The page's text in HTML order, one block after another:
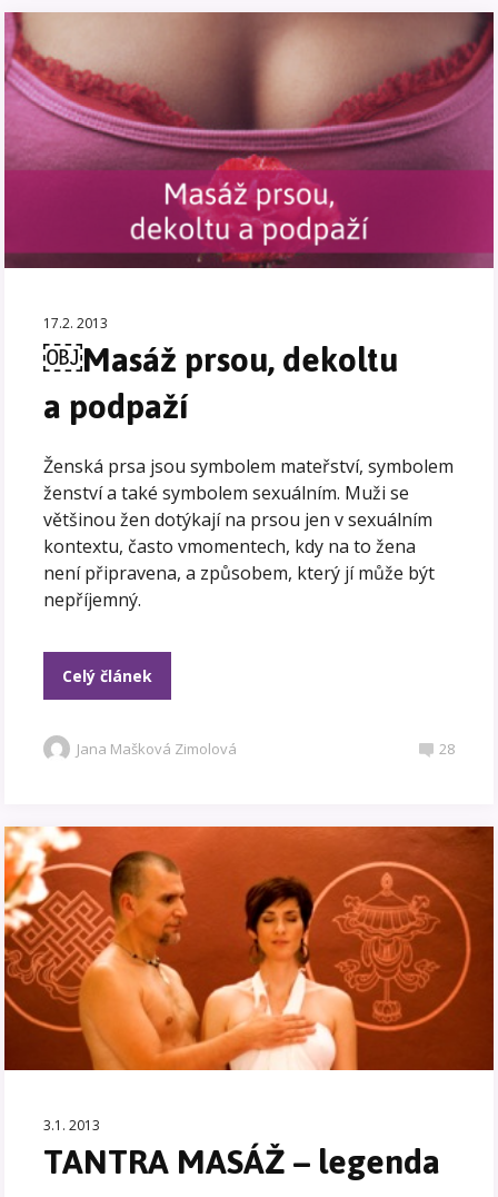
17.2. 2013
￼Masáž prsou, dekoltu
a podpaží
Ženská prsa jsou symbolem mateřství, symbolem
ženství a také symbolem sexuálním. Muži se
většinou žen dotýkají na prsou jen v sexuálním
kontextu, často vmomentech, kdy na to žena
není připravena, a způsobem, který jí může být
nepříjemný.
Celý článek
Jana Mašková Zimolová 28
3.1. 2013
TANTRA MASÁŽ – legenda